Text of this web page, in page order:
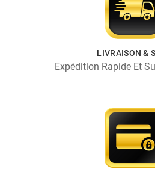
LIVRAISON &
Expédition Rapide Et